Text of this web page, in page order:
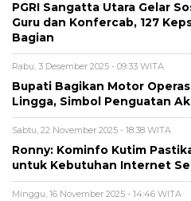
PGRI Sangatta Utara Gelar
Guru dan Konfercab, 127
Bagian
Rabu, 3 Desember 2025 - 09:33 WITA
Bupati Bagikan Motor
Lingga, Simbol Penguatan
Sabtu, 22 November 2025 - 18:38 WITA
Ronny: Kominfo Kutim
untuk Kebutuhan Internet
Minggu, 16 November 2025 - 14:46 WITA